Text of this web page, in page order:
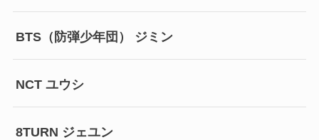
BTS（防弾少年団） ジミン
NCT ユウシ
8TURN ジェユン